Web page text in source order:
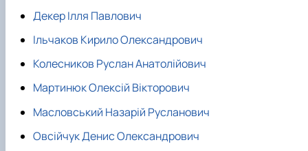
Декер Ілля Павлович
Ільчаков Кирило Олександрович
Колесников Руслан Анатолійович
Мартинюк Олексій Вікторович
Масловський Назарій Русланович
Овсійчук Денис Олександрович